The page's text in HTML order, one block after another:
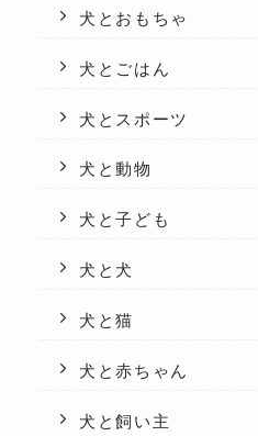
犬とおもちゃ
犬とごはん
犬とスポーツ
犬と動物
犬と子ども
犬と犬
犬と猫
犬と赤ちゃん
犬と飼い主